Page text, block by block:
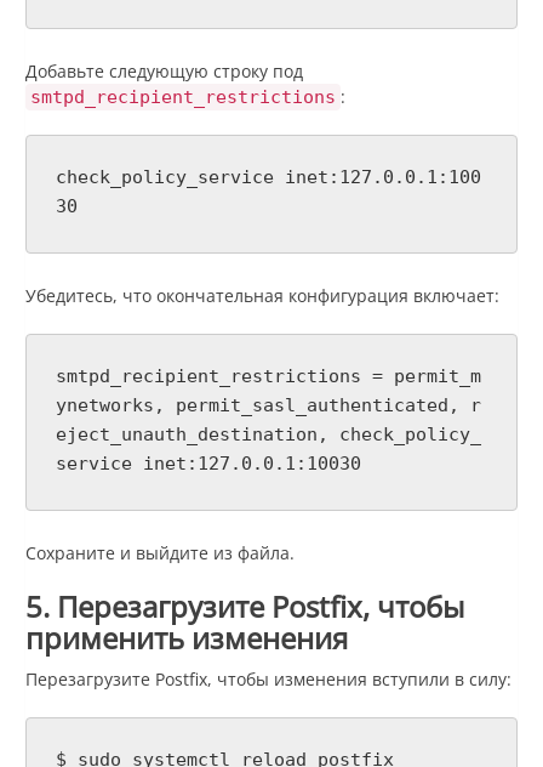
Добавьте следующую строку под
smtpd_recipient_restrictions :
check_policy_service inet:127.0.0.1:100
30
Убедитесь, что окончательная конфигурация включает:
smtpd_recipient_restrictions = permit_m
ynetworks, permit_sasl_authenticated, r
eject_unauth_destination, check_policy_
service inet:127.0.0.1:10030
Сохраните и выйдите из файла.
5. Перезагрузите Postfix, чтобы
применить изменения
Перезагрузите Postfix, чтобы изменения вступили в силу:
$ sudo systemctl reload postfix